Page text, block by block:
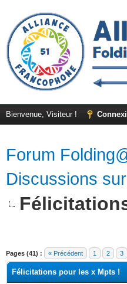
Bienvenue, Visiteur !
Forum
Discussions
Pages (41) : « Précédent 1 2 3
Félicitations pour les x Mpts !